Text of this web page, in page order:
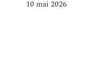
10 mai 2026